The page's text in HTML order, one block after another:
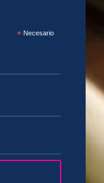
*Necesario